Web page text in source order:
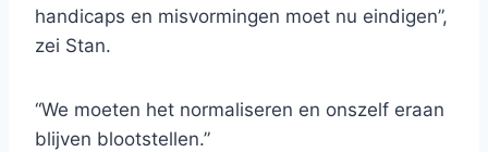
handicaps en misvormingen moet nu eindigen”,
zei Stan.
“We moeten het normaliseren en onszelf eraan
blijven blootstellen.”